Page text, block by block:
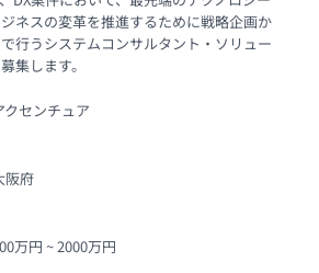
ネスの変革を推進するために戦略企画か
行うシステムコンサルタント・ソリュー
集します。
クセンチュア
阪府
万円 ~ 2000万円